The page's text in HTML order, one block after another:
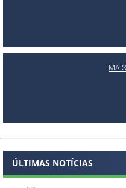
ÚLTIMAS NOTÍCIAS